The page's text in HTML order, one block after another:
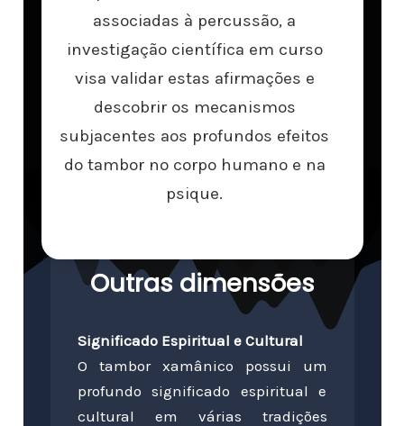
associadas à percussão, a
investigação científica em curso
visa validar estas afirmações e
descobrir os mecanismos
subjacentes aos profundos efeitos
do tambor no corpo humano e na
psique.
Outras dimensões
Significado Espiritual e Cultural
O tambor xamânico possui um
profundo significado espiritual e
cultural em várias tradições